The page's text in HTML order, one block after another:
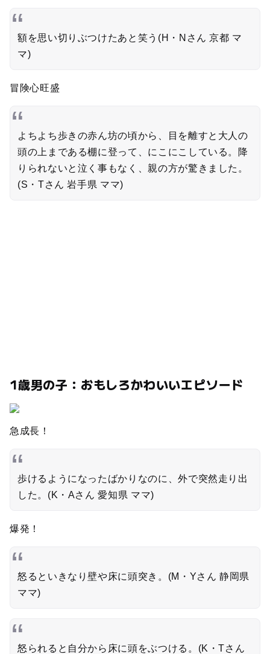
額を思い切りぶつけたあと笑う(H・Nさん 京都 マ
マ)
冒険心旺盛
よちよち歩きの赤ん坊の頃から、目を離すと大人の
頭の上まである棚に登って、にこにこしている。降
りられないと泣く事もなく、親の方が驚きました。
(S・Tさん 岩手県 ママ)
1歳男の子：おもしろかわいいエピソード
急成長！
歩けるようになったばかりなのに、外で突然走り出
した。(K・Aさん 愛知県 ママ)
爆発！
怒るといきなり壁や床に頭突き。(M・Yさん 静岡県
ママ)
怒られると自分から床に頭をぶつける。(K・Tさん